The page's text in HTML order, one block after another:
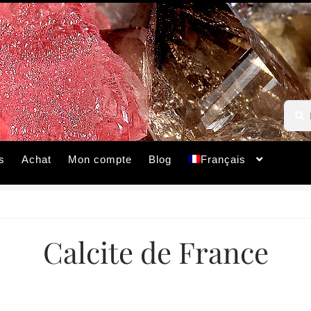
pour :
Achat Mon compte Blog Français
Calcite de France